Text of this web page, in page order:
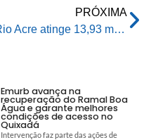
PRÓXIMA
Rio Acre atinge 13,93 metros e Prefeitura de Rio Branco mantém alerta e mobiliza equipes de atendimento
Emurb avança na
recuperação do Ramal Boa
Água e garante melhores
condições de acesso no
Quixadá
Intervenção faz parte das ações de